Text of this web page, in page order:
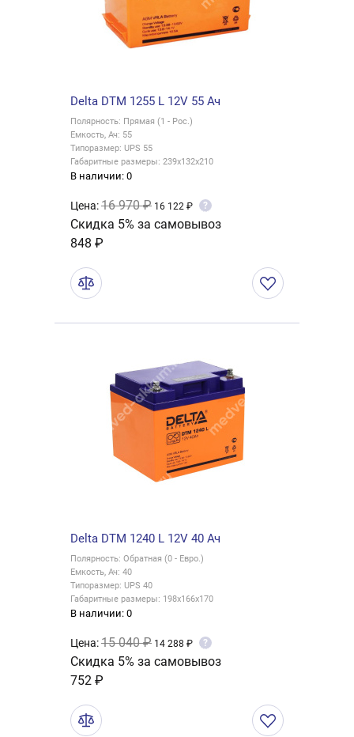
Delta DTM 1255 L 12V 55 Ач
Полярность: Прямая (1 - Рос.)
Емкость, Ач: 55
Типоразмер: UPS 55
Габаритные размеры: 239x132x210
В наличии: 0
Цена:16 970 ₽ 16 122 ₽ ?
Скидка 5% за самовывоз
848 ₽
Delta DTM 1240 L 12V 40 Ач
Полярность: Обратная (0 - Евро.)
Емкость, Ач: 40
Типоразмер: UPS 40
Габаритные размеры: 198x166x170
В наличии: 0
Цена:15 040 ₽ 14 288 ₽ ?
Скидка 5% за самовывоз
752 ₽